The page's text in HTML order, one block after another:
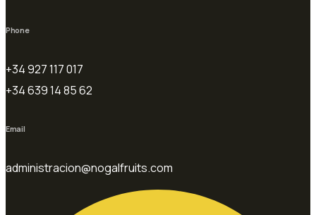
Phone
+34 927 117 017
+34 639 14 85 62
Email
administracion@nogalfruits.com